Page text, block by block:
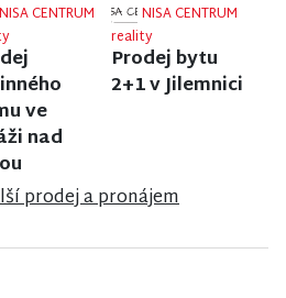
NISA CENTRUM
ve
nad
NISA CENTRUM
reality
Prodej bytu
2+1 v Jilemnici
prodej a pronájem